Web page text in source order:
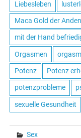
Liebesleben
Maca Gold der Anden
mit der Hand
Orgasmen
Potenz Potenz
potenzprobleme
sexuelle Gesundheit
Sex